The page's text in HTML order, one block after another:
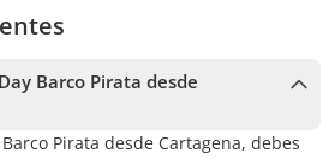
Barco Pirata desde
Pirata desde Cartagena, debes